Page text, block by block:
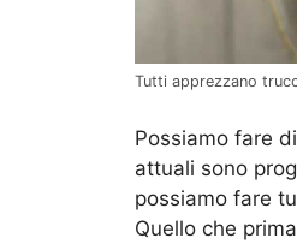
Tutti apprezzano
Possiamo fare
attuali sono
possiamo fare
Quello che